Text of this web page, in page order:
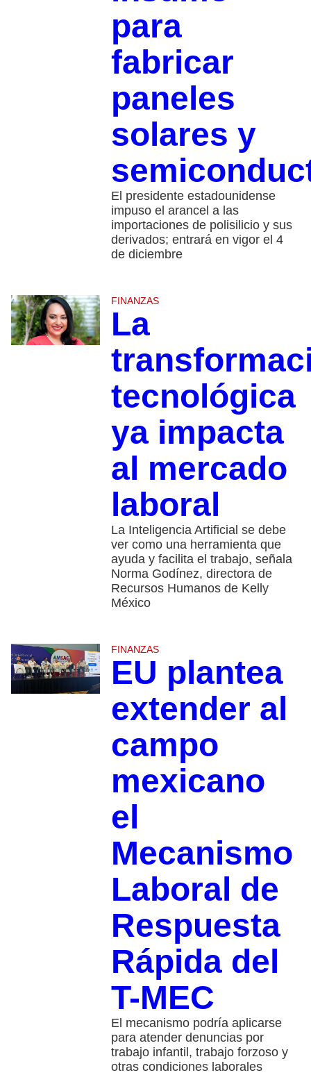
para
fabricar
paneles
solares y
El presidente estadounidense
impuso el arancel a las
importaciones de polisilicio y sus
derivados; entrará en vigor el 4
de diciembre
FINANZAS
La
tecnológica
ya impacta
al mercado
laboral
La Inteligencia Artificial se debe
ver como una herramienta que
ayuda y facilita el trabajo, señala
Norma Godínez, directora de
Recursos Humanos de Kelly
México
FINANZAS
EU plantea
extender al
campo
mexicano
el
Mecanismo
Laboral de
Respuesta
Rápida del
T-MEC
El mecanismo podría aplicarse
para atender denuncias por
trabajo infantil, trabajo forzoso y
otras condiciones laborales